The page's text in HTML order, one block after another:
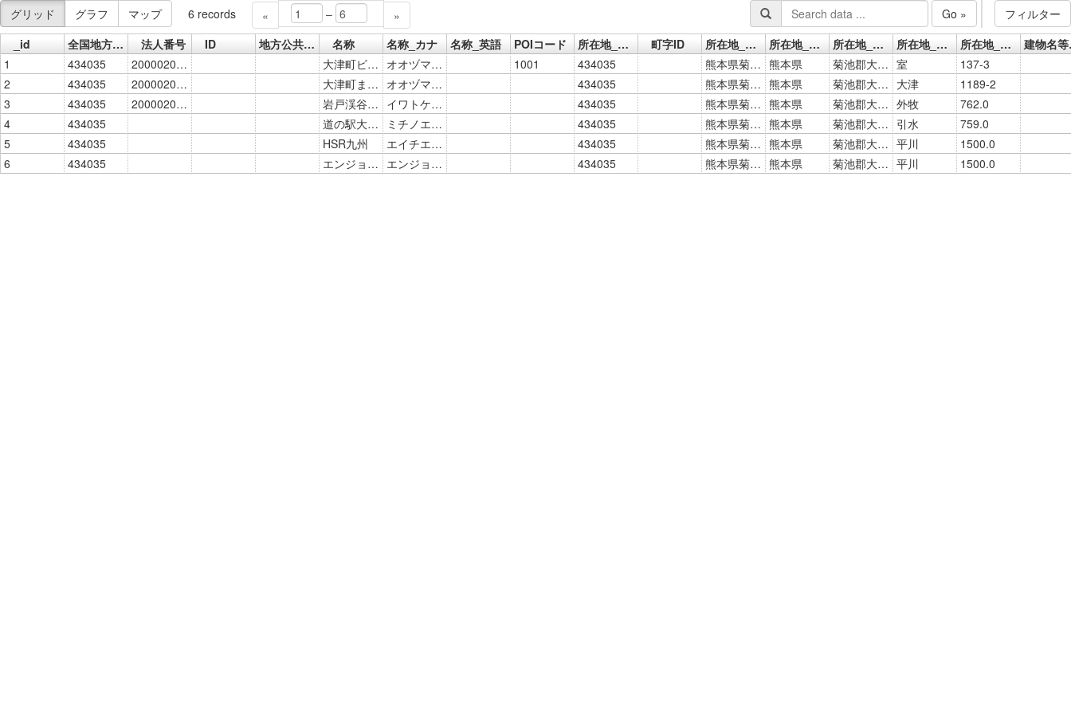
グリッド グラフ マップ 6 records « – » フィルター
Go »
_id
全国地方公共団体コード 法人番号 ID 地方公共団体名 名称 名称_カナ 名称_英語 POIコード 所在地_全国地方公共団体コード 町字ID 所在地_連結標記 所在地_都道府県 所在地_市区町村 所在地_町字 所在地_番地以下
1
434035 2000020434035 大津町ビジターセンター オオヅマチビジターセンター 1001 434035 熊本県菊池郡大津町室137-3 熊本県 菊池郡大津町 室
137-3
2
434035 2000020434035 大津町まちづくり交流センター オオヅマチマチヅクリコウリュウセンター 434035 熊本県菊池郡大津町大津1189-2 熊本県 菊池郡大津町 大津
1189-2
3
434035 2000020434035 岩戸渓谷駐車場 イワトケイコクチュウシャジョウ 434035 熊本県菊池郡大津町外牧762 熊本県 菊池郡大津町 外牧
762.0
4
434035 道の駅大津 熊本文化の森 ミチノエキオオヅ クマモトブンカノモリ 434035 熊本県菊池郡大津町引水759 熊本県 菊池郡大津町 引水
759.0
5
434035 HSR九州 エイチエスアールキュウシュウ 434035 熊本県菊池郡大津町平川1500 熊本県 菊池郡大津町 平川
1500.0
6
434035 エンジョイホンダ エンジョイホンダ 434035 熊本県菊池郡大津町平川1500 熊本県 菊池郡大津町 平川 1500.0